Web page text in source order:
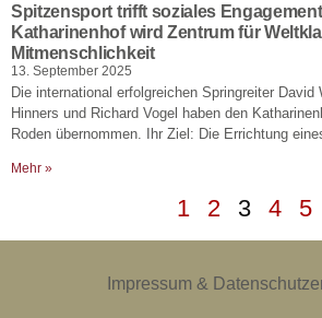
Spitzensport trifft soziales
Katharinenhof wird Zentrum für
Mitmenschlichkeit
13. September 2025
Die international erfolgreichen Springreiter David
Hinners und Richard Vogel haben den
Roden übernommen. Ihr Ziel: Die Errichtung
Mehr »
1 2 3 4 5
Impressum &